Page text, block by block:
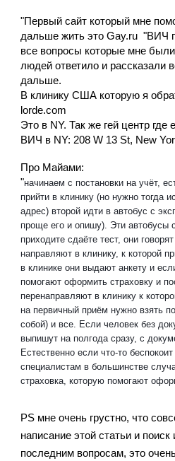
"Первый сайт который мне
дальше жить это Gay.ru "ВИЧ
все вопросы которые мне
людей ответило и рассказали
дальше.
В клинику США которую я
lorde.com
Это в NY. Так же гей центр где
ВИЧ в NY: 208 W 13 St, New
Про Майами:
"начинаем с постановки на учёт,
прийти в клинику (но нужно тогда
адрес) второй идти в автобус с
проще его и опишу). Эти автобусы
приходите сдаёте тест, они
направляют в клинику, к которой
в клинике они выдают анкету и
помогают оформить страховку и
перенаправляют в клинику к
на первичный приём нужно взять
собой) и все. Если человек без
выпишут на полгода сразу, с
Естественно если что-то
специалистам в большинстве
страховка, которую помогают
PS мне очень грустно, что
написание этой статьи и
последним вопросам, это